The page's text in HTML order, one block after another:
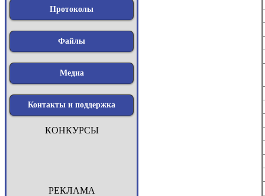
Протоколы
Файлы
Медиа
Контакты и поддержка
КОНКУРСЫ
РЕКЛАМА